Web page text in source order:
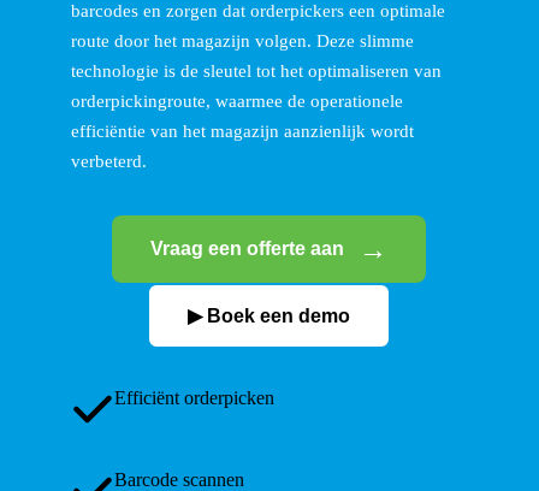
barcodes en zorgen dat orderpickers een optimale
route door het magazijn volgen. Deze slimme
technologie is de sleutel tot het optimaliseren van
orderpickingroute, waarmee de operationele
efficiëntie van het magazijn aanzienlijk wordt
verbeterd.
Vraag een offerte aan
▶ Boek een demo
Efficiënt orderpicken
Barcode scannen